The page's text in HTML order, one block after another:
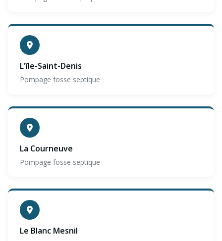
L'île-Saint-Denis
Pompage fosse septique
La Courneuve
Pompage fosse septique
Le Blanc Mesnil